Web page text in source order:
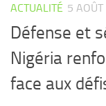
ACTUALITÉ 5
Défense et
Nigéria
face aux